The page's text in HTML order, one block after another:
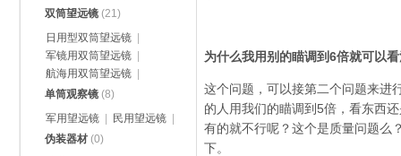
为什么我用别的瞄调到6倍就可以
这个问题，可以接第二个问题来进
的人用我们的瞄调到5倍，看东西
有的就不行呢？这个是质量问题么
下。
双筒望远镜 (21)
日用型双筒望远镜
军镜用双筒望远镜
航海用双筒望远镜
单筒观察镜 (8)
军用望远镜
民用望远镜
伪装器材 (0)